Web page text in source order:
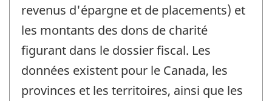
revenus d'épargne et de placements) et
les montants des dons de charité
figurant dans le dossier fiscal. Les
données existent pour le Canada, les
provinces et les territoires, ainsi que les